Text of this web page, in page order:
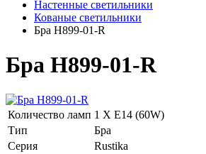
Настенные светильники
Кованые светильники
Бра H899-01-R
Бра H899-01-R
Количество ламп 1 Х E14 (60W)
Тип
Бра
Серия
Rustika